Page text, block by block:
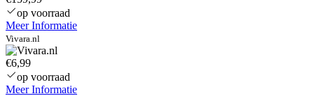
op voorraad
Meer Informatie
Vivara.nl
€6,99
op voorraad
Meer Informatie